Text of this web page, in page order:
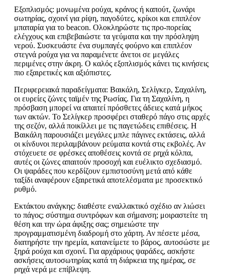
Εξοπλισμός: μονωμένα ρούχα, κράνος ή καπούτ, ζωνάρι
σωτηρίας, σχοινί για ρίψη, παγοδύτες, κρίκοι και επιπλέον
μπαταρία για το beacon. Ολοκληρώστε τις προ-πορείας
ελέγχους και επιβεβαιώστε τα γεύματα και την πρόσληψη
νερού. Συσκευάστε ένα συμπαγές φούρνο και επιπλέον
στεγνά ρούχα για να παραμένετε άνετοι σε μεγάλες
περιμένες στην άκρη. Ο καλός εξοπλισμός κάνει τις κινήσεις
πιο εξαιρετικές και αξιόπιστες.
Περιφερειακά παραδείγματα: Βαικάλη, Σελίγκερ, Σαχαλίνη,
οι ευρείες ζώνες ταϊμέν της Ρωσίας. Για τη Σαχαλίνη, η
πρόσβαση μπορεί να απαιτεί πρόσθετες άδειες κατά μήκος
των ακτών. Το Σελίγκερ προσφέρει σταθερό πάγο στις αρχές
της σεζόν, αλλά ποικίλλει με τις παγετώδεις επιθέσεις. Η
Βαικάλη παρουσιάζει μεγάλες μπλε πάγινες εκτάσεις, αλλά
οι κίνδυνοι περιλαμβάνουν ρεύματα κοντά στις εκβολές. Αν
στόχευετε σε φρέσκες αποθέσεις κοντά σε ρηχά κόλπα,
αυτές οι ζώνες απαιτούν προσοχή και ευέλικτο σχεδιασμό.
Οι ψαράδες που κερδίζουν εμπιστοσύνη μετά από κάθε
ταξίδι αναφέρουν εξαιρετικά αποτελέσματα με προσεκτικό
ρυθμό.
Εκτάκτου ανάγκης: διαθέστε εναλλακτικό σχέδιο αν λιώσει
το πάγος; σύστημα συντρόφων και σήμανση; μοιραστείτε τη
θέση και την ώρα άφιξης σας; σημειώστε την
προγραμματισμένη διαδρομή στο χάρτη. Αν πέσετε μέσα,
διατηρήστε την ηρεμία, κατανείμετε το βάρος, αυτοσώστε με
ξηρά ρούχα και σχοινί. Για αρχάριους ψαράδες, ασκήστε
ασκήσεις αυτοσωτηρίας κατά τη διάρκεια της ημέρας, σε
ρηχά νερά με επίβλεψη.